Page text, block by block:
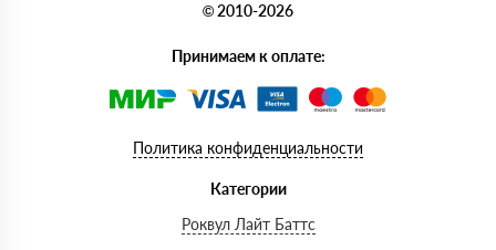
© 2010-2026
Принимаем к оплате:
Политика конфиденциальности
Категории
Роквул Лайт Баттс